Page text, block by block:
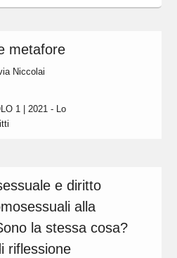
metafore
Niccolai
1 | 2021 - Lo
e diritto
alla
la stessa cosa?
riflessione